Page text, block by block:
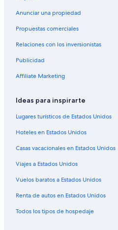
Hoteles cerca de Playa Revolcadero
Hoteles cerca de El Revolcadero
Hoteles 3 estrellas en Puerto Márquez
Hoteles 5 estrellas en Puerto Márquez
Cabañas en Puerto Márquez
Hoteles en Puerto Márquez
Hoteles 2 estrellas en Diamante
Hoteles 3 estrellas en Diamante
Hoteles 4 estrellas en Diamante
Resorts en Diamante
Apartamentos en Diamante
Hoteles con spa en Diamante
Hoteles todo incluido en Diamante
Hoteles de lujo en Diamante
Anunciar una propiedad
Propuestas comerciales
Relaciones con los inversionistas
Publicidad
Affiliate Marketing
Ideas para inspirarte
Lugares turísticos de Estados Unidos
Hoteles en Estados Unidos
Casas vacacionales en Estados Unidos
Viajes a Estados Unidos
Vuelos baratos a Estados Unidos
Renta de autos en Estados Unidos
Todos los tipos de hospedaje